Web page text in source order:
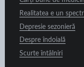
Realitatea e un
Depresie sezonieră
Despre îndoială
Scurte întâlniri